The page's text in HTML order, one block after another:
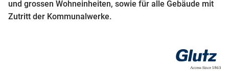
und grossen Wohneinheiten, sowie für alle Gebäude mit
Zutritt der Kommunalwerke.